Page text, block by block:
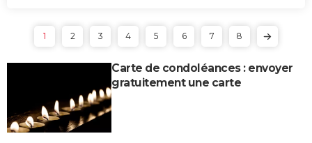
1 2 3 4 5 6 7 8
Carte de condoléances : envoyer
gratuitement une carte